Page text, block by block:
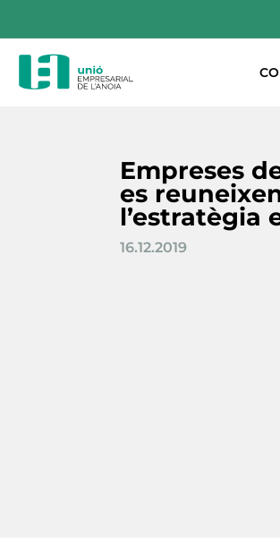
Empreses
es
l’estratègia
16.12.2019